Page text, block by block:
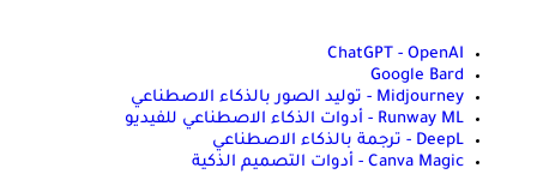
ChatGPT - OpenAI
Google Bard
Midjourney - توليد الصور بالذكاء الاصطناعي
Runway ML - أدوات الذكاء الاصطناعي للفيديو
DeepL - ترجمة بالذكاء الاصطناعي
Canva Magic - أدوات التصميم الذكية